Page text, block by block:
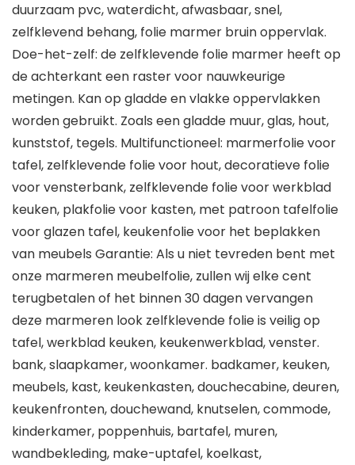
duurzaam pvc, waterdicht, afwasbaar, snel,
zelfklevend behang, folie marmer bruin oppervlak.
Doe-het-zelf: de zelfklevende folie marmer heeft op
de achterkant een raster voor nauwkeurige
metingen. Kan op gladde en vlakke oppervlakken
worden gebruikt. Zoals een gladde muur, glas, hout,
kunststof, tegels. Multifunctioneel: marmerfolie voor
tafel, zelfklevende folie voor hout, decoratieve folie
voor vensterbank, zelfklevende folie voor werkblad
keuken, plakfolie voor kasten, met patroon tafelfolie
voor glazen tafel, keukenfolie voor het beplakken
van meubels Garantie: Als u niet tevreden bent met
onze marmeren meubelfolie, zullen wij elke cent
terugbetalen of het binnen 30 dagen vervangen
deze marmeren look zelfklevende folie is veilig op
tafel, werkblad keuken, keukenwerkblad, venster.
bank, slaapkamer, woonkamer. badkamer, keuken,
meubels, kast, keukenkasten, douchecabine, deuren,
keukenfronten, douchewand, knutselen, commode,
kinderkamer, poppenhuis, bartafel, muren,
wandbekleding, make-uptafel, koelkast,